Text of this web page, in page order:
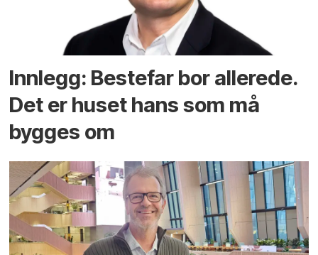
Innlegg: Bestefar bor allerede.
Det er huset hans som må
bygges om